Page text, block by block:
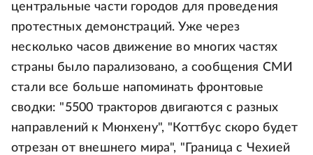
центральные части городов для проведения
протестных демонстраций. Уже через
несколько часов движение во многих частях
страны было парализовано, а сообщения СМИ
стали все больше напоминать фронтовые
сводки: "5500 тракторов двигаются с разных
направлений к Мюнхену", "Коттбус скоро будет
отрезан от внешнего мира", "Граница с Чехией